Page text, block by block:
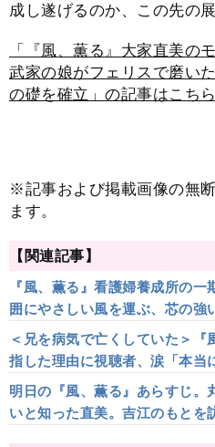
成し遂げるのか、この先の
「『風、薫る』大家直美の
武家の娘がフェリスで磨い
の礎を確立」の記事はこちら
※記事および掲載画像の無
ます。
【関連記事】
『風、薫る』看護婦養成所の
囲にやさしい風を運ぶ、芯の強
＜兄を病気で亡くしていた＞『
指した理由に視聴者、涙「本当
明日の『風、薫る』あらすじ。
いと知った直美。吉江のもと